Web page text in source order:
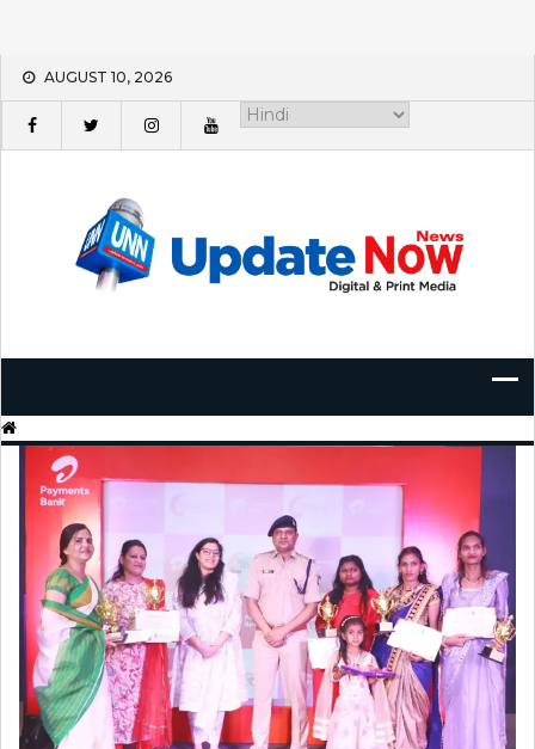
Skip
content
AUGUST 10, 2026